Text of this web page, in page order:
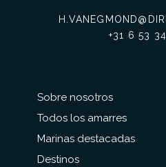
Sobre nosotros
Todos los amarres
Marinas destacadas
Destinos
+31 6 53